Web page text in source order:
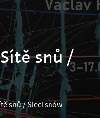
snů /
snů / Sieci snów